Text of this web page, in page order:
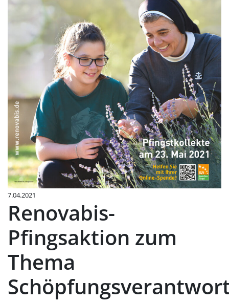
7.04.2021
Renovabis-
Pfingsaktion zum
Thema